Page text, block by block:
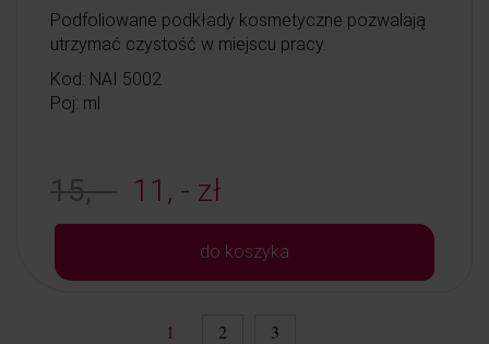
Podfoliowane podkłady kosmetyczne pozwalają
utrzymać czystość w miejscu pracy.
Kod: NAI 5002
Poj: ml
15, - 11, - zł
do koszyka
1 2 3